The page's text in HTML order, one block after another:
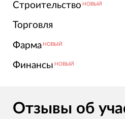
Строительство НОВЫЙ
Торговля
Фарма НОВЫЙ
Финансы НОВЫЙ
Отзывы об